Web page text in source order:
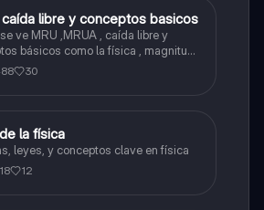
caída libre y conceptos basicos
ve MRU ,MRUA , caída libre y
básicos como la física , magnitud ,
, etc...
30
la física
leyes, y conceptos clave en física
12